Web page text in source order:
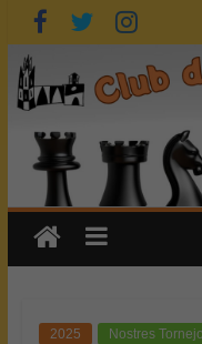
Skip
to
content
2025 Nostres